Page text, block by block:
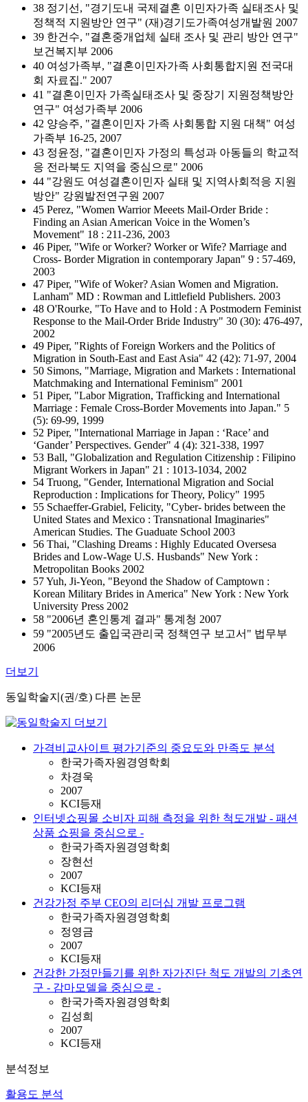
38 정기선, "경기도내 국제결혼 이민자가족 실태조사 및
정책적 지원방안 연구" (재)경기도가족여성개발원 2007
39 한건수, "결혼중개업체 실태 조사 및 관리 방안 연구"
보건복지부 2006
40 여성가족부, "결혼이민자가족 사회통합지원 전국대
회 자료집." 2007
41 "결혼이민자 가족실태조사 및 중장기 지원정책방안
연구" 여성가족부 2006
42 양승주, "결혼이민자 가족 사회통합 지원 대책" 여성
가족부 16-25, 2007
43 정윤정, "결혼이민자 가정의 특성과 아동들의 학교적
응 전라북도 지역을 중심으로" 2006
44 "강원도 여성결혼이민자 실태 및 지역사회적응 지원
방안" 강원발전연구원 2007
45 Perez, "Women Warrior Meeets Mail-Order Bride :
Finding an Asian American Voice in the Women’s
Movement" 18 : 211-236, 2003
46 Piper, "Wife or Worker? Worker or Wife? Marriage and
Cross- Border Migration in contemporary Japan" 9 : 57-469,
2003
47 Piper, "Wife of Woker? Asian Women and Migration.
Lanham" MD : Rowman and Littlefield Publishers. 2003
48 O'Rourke, "To Have and to Hold : A Postmodern Feminist
Response to the Mail-Order Bride Industry" 30 (30): 476-497,
2002
49 Piper, "Rights of Foreign Workers and the Politics of
Migration in South-East and East Asia" 42 (42): 71-97, 2004
50 Simons, "Marriage, Migration and Markets : International
Matchmaking and International Feminism" 2001
51 Piper, "Labor Migration, Trafficking and International
Marriage : Female Cross-Border Movements into Japan." 5
(5): 69-99, 1999
52 Piper, "International Marriage in Japan : ‘Race’ and
‘Gander’ Perspectives. Gender" 4 (4): 321-338, 1997
53 Ball, "Globalization and Regulation Citizenship : Filipino
Migrant Workers in Japan" 21 : 1013-1034, 2002
54 Truong, "Gender, International Migration and Social
Reproduction : Implications for Theory, Policy" 1995
55 Schaeffer-Grabiel, Felicity, "Cyber- brides between the
United States and Mexico : Transnational Imaginaries"
American Studies. The Guaduate School 2003
56 Thai, "Clashing Dreams : Highly Educated Oversesa
Brides and Low-Wage U.S. Husbands" New York :
Metropolitan Books 2002
57 Yuh, Ji-Yeon, "Beyond the Shadow of Camptown :
Korean Military Brides in America" New York : New York
University Press 2002
58 "2006년 혼인통계 결과" 통계청 2007
59 "2005년도 출입국관리국 정책연구 보고서" 법무부
2006
더보기
동일학술지(권/호) 다른 논문
가격비교사이트 평가기준의 중요도와 만족도 분석
한국가족자원경영학회
차경욱
2007
KCI등재
인터넷쇼핑몰 소비자 피해 측정을 위한 척도개발 - 패션
상품 쇼핑을 중심으로 -
한국가족자원경영학회
장현선
2007
KCI등재
건강가정 주부 CEO의 리더십 개발 프로그램
한국가족자원경영학회
정영금
2007
KCI등재
건강한 가정만들기를 위한 자가진단 척도 개발의 기초연
구 - 감마모델을 중심으로 -
한국가족자원경영학회
김성희
2007
KCI등재
분석정보
활용도 분석